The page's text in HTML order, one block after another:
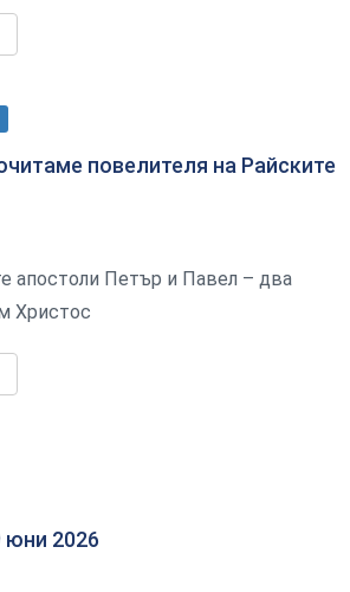
повелителя на Райските
апостоли Петър и Павел – два
Христос
юни 2026